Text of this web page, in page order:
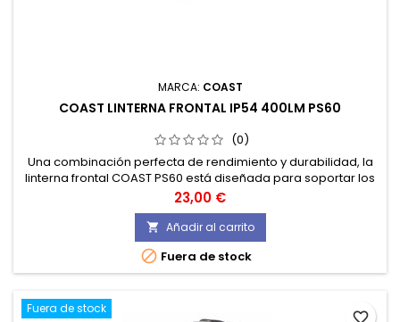
MARCA: COAST
COAST LINTERNA FRONTAL IP54 400LM PS60
(0)
Una combinación perfecta de rendimiento y durabilidad, la
linterna frontal COAST PS60 está diseñada para soportar los
entornos más difíciles, al tiempo que proporciona una luz
brillante y potente.
Precio
23,00 €
 Añadir al carrito
 Fuera de stock
Fuera de stock
favorite_border